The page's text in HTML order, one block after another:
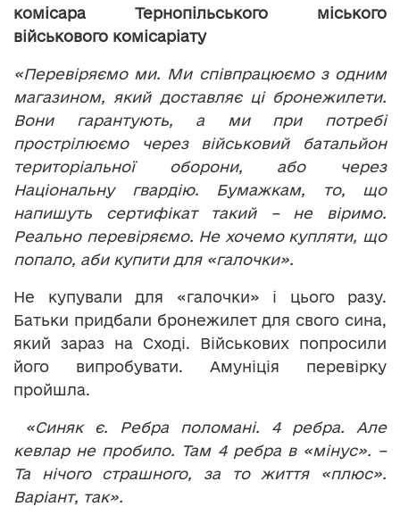
комісара Тернопільського міського
військового комісаріату
«Перевіряємо ми. Ми співпрацюємо з одним
магазином, який доставляє ці бронежилети.
Вони гарантують, а ми при потребі
прострілюємо через військовий батальйон
територіальної оборони, або через
Національну гвардію. Бумажкам, то, що
напишуть сертифікат такий – не віримо.
Реально перевіряємо. Не хочемо купляти, що
попало, аби купити для «галочки».
Не купували для «галочки» і цього разу.
Батьки придбали бронежилет для свого сина,
який зараз на Сході. Військових попросили
його випробувати. Амуніція перевірку
пройшла.
«Синяк є. Ребра поломані. 4 ребра. Але
кевлар не пробило. Там 4 ребра в «мінус». –
Та нічого страшного, за то життя «плюс».
Варіант, так».